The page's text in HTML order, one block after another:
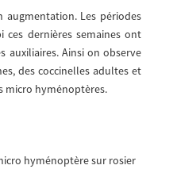
augmentation. Les périodes
ces dernières semaines ont
auxiliaires. Ainsi on observe
des coccinelles adultes et
micro hyménoptères.
hyménoptère sur rosier